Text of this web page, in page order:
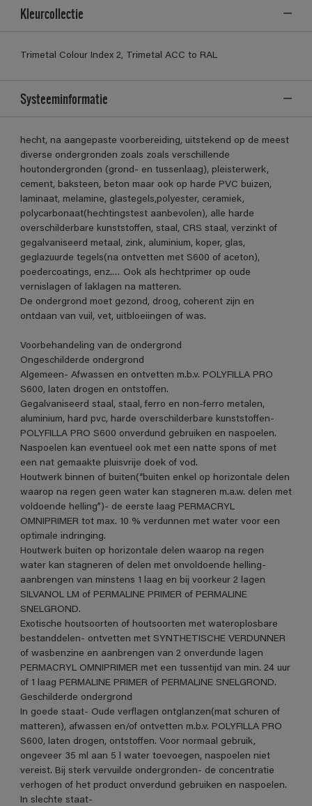
Kleurcollectie
Trimetal Colour Index 2, Trimetal ACC to RAL
Systeeminformatie
hecht, na aangepaste voorbereiding, uitstekend op de meest
diverse ondergronden zoals zoals verschillende
houtondergronden (grond- en tussenlaag), pleisterwerk,
cement, baksteen, beton maar ook op harde PVC buizen,
laminaat, melamine, glastegels,polyester, ceramiek,
polycarbonaat(hechtingstest aanbevolen), alle harde
overschilderbare kunststoffen, staal, CRS staal, verzinkt of
gegalvaniseerd metaal, zink, aluminium, koper, glas,
geglazuurde tegels(na ontvetten met S600 of aceton),
poedercoatings, enz.… Ook als hechtprimer op oude
vernislagen of laklagen na matteren.
De ondergrond moet gezond, droog, coherent zijn en
ontdaan van vuil, vet, uitbloeiingen of was.
Voorbehandeling van de ondergrond
Ongeschilderde ondergrond
Algemeen- Afwassen en ontvetten m.b.v. POLYFILLA PRO
S600, laten drogen en ontstoffen.
Gegalvaniseerd staal, staal, ferro en non-ferro metalen,
aluminium, hard pvc, harde overschilderbare kunststoffen-
POLYFILLA PRO S600 onverdund gebruiken en naspoelen.
Naspoelen kan eventueel ook met een natte spons of met
een nat gemaakte pluisvrije doek of vod.
Houtwerk binnen of buiten(“buiten enkel op horizontale delen
waarop na regen geen water kan stagneren m.a.w. delen met
voldoende helling”)- de eerste laag PERMACRYL
OMNIPRIMER tot max. 10 % verdunnen met water voor een
optimale indringing.
Houtwerk buiten op horizontale delen waarop na regen
water kan stagneren of delen met onvoldoende helling-
aanbrengen van minstens 1 laag en bij voorkeur 2 lagen
SILVANOL LM of PERMALINE PRIMER of PERMALINE
SNELGROND.
Exotische houtsoorten of houtsoorten met wateroplosbare
bestanddelen- ontvetten met SYNTHETISCHE VERDUNNER
of wasbenzine en aanbrengen van 2 onverdunde lagen
PERMACRYL OMNIPRIMER met een tussentijd van min. 24 uur
of 1 laag PERMALINE PRIMER of PERMALINE SNELGROND.
Geschilderde ondergrond
In goede staat- Oude verflagen ontglanzen(mat schuren of
matteren), afwassen en/of ontvetten m.b.v. POLYFILLA PRO
S600, laten drogen, ontstoffen. Voor normaal gebruik,
ongeveer 35 ml aan 5 l water toevoegen, naspoelen niet
vereist. Bij sterk vervuilde ondergronden- de concentratie
verhogen of het product onverdund gebruiken en naspoelen.
In slechte staat-